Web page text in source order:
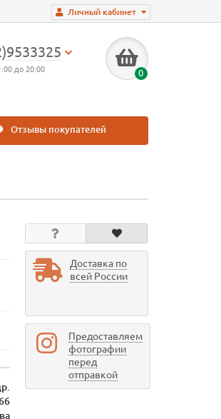
Личный кабинет
до 20:00 0
Отзывы покупателей
Доставка по
всей России
Предоставляем
фотографии
перед
отправкой